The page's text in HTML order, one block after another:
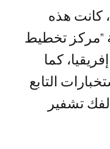
كانت هذه
"مركز تخطيط
كما
التابع
لفك تشفير